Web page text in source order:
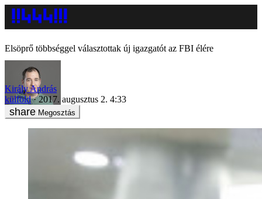
Elsöprő többséggel választottak új igazgatót az FBI élére
Király András
külföld
2017. augusztus 2. 4:33
Megosztás